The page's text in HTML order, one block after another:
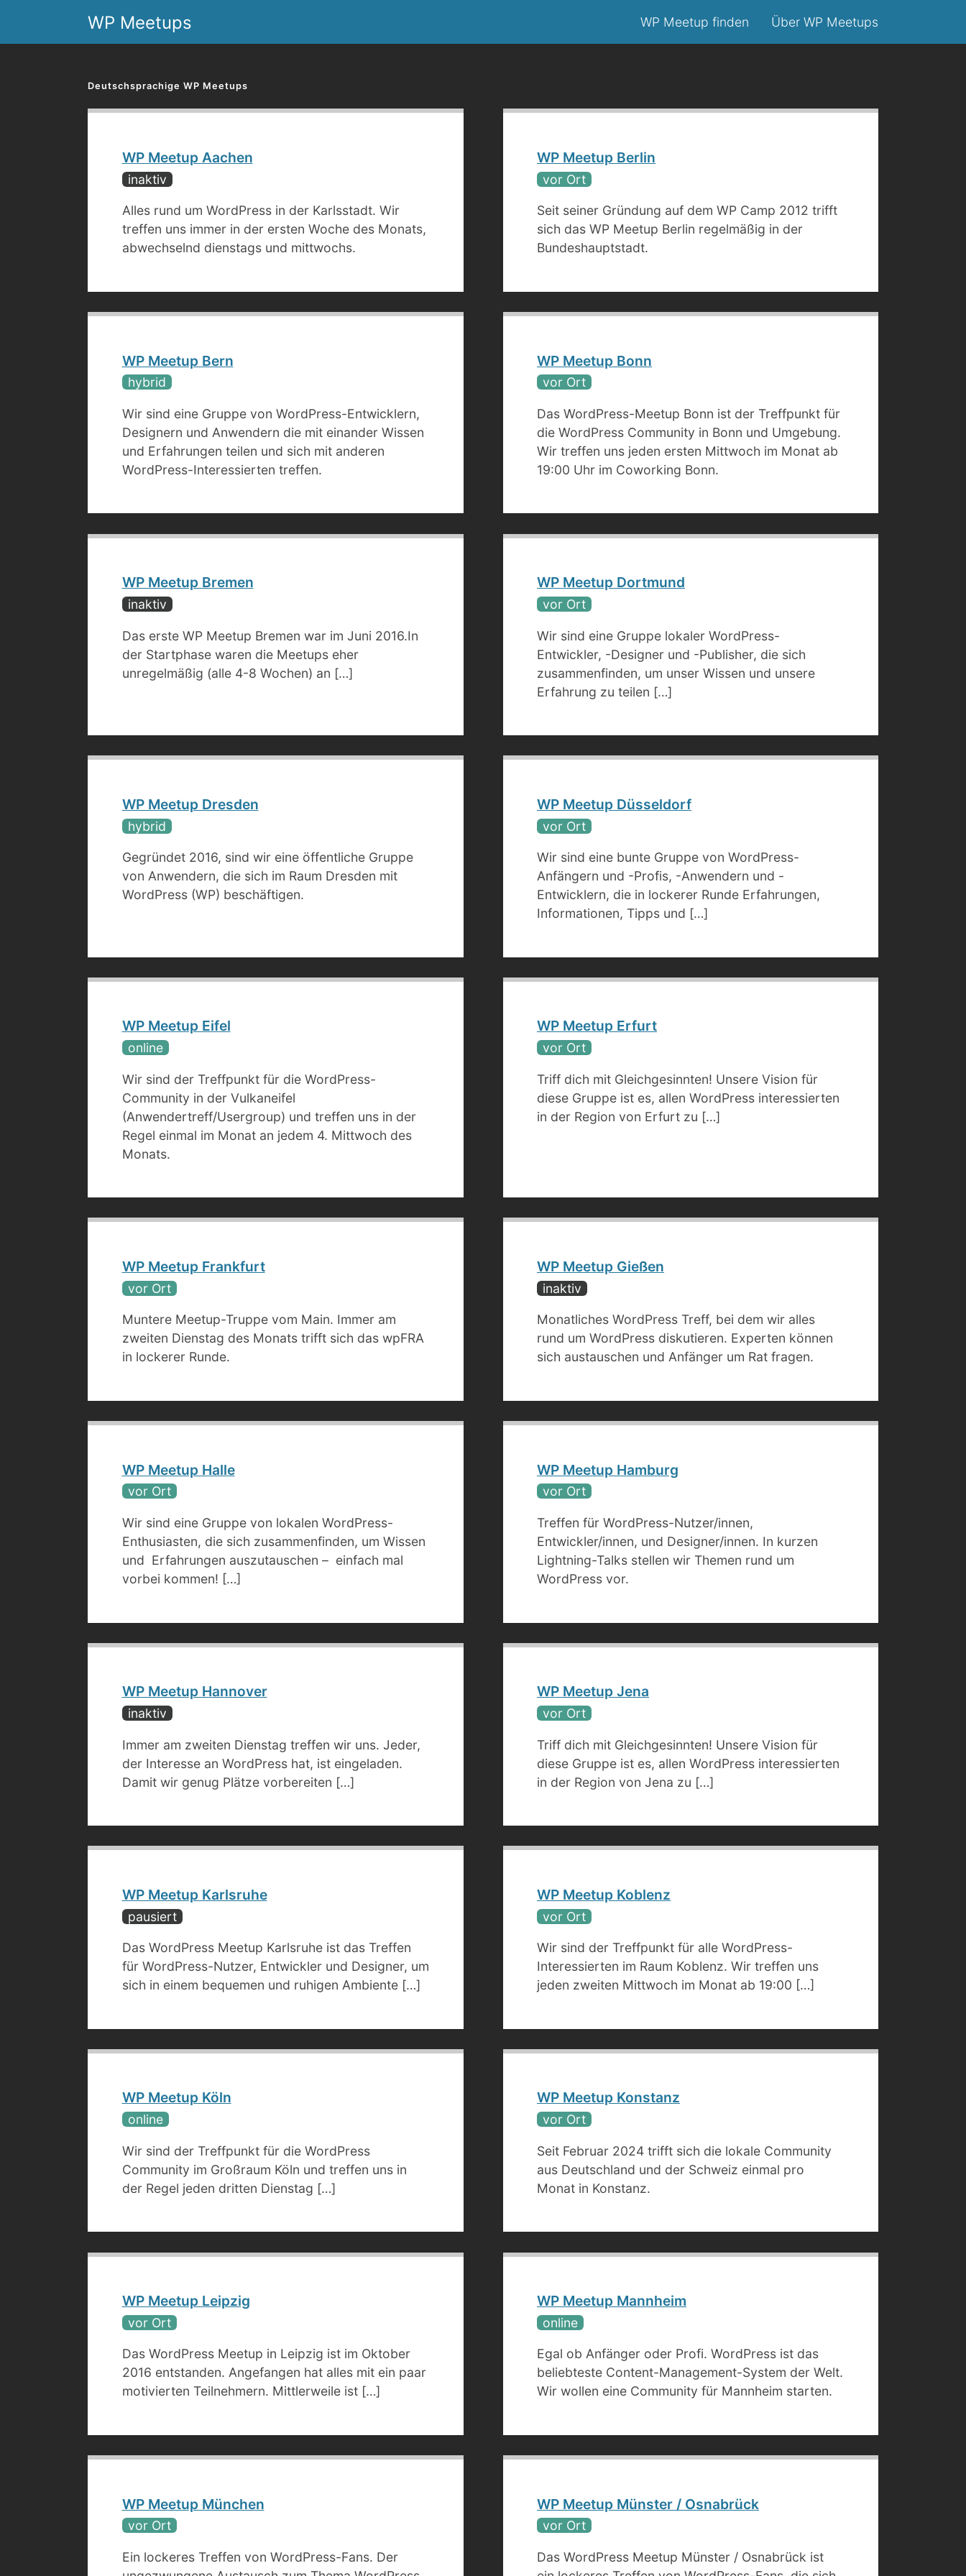
content
WP Meetups WP Meetup finden Über WP Meetups
Deutschsprachige WP Meetups
WP Meetup Aachen
inaktiv
Alles rund um WordPress in der Karlsstadt. Wir
treffen uns immer in der ersten Woche des Monats,
abwechselnd dienstags und mittwochs.
WP Meetup Berlin
vor Ort
Seit seiner Gründung auf dem WP Camp 2012 trifft
sich das WP Meetup Berlin regelmäßig in der
Bundeshauptstadt.
WP Meetup Bern
hybrid
Wir sind eine Gruppe von WordPress-Entwicklern,
Designern und Anwendern die mit einander Wissen
und Erfahrungen teilen und sich mit anderen
WordPress-Interessierten treffen.
WP Meetup Bonn
vor Ort
Das WordPress-Meetup Bonn ist der Treffpunkt für
die WordPress Community in Bonn und Umgebung.
Wir treffen uns jeden ersten Mittwoch im Monat ab
19:00 Uhr im Coworking Bonn.
WP Meetup Bremen
inaktiv
Das erste WP Meetup Bremen war im Juni 2016.In
der Startphase waren die Meetups eher
unregelmäßig (alle 4-8 Wochen) an […]
WP Meetup Dortmund
vor Ort
Wir sind eine Gruppe lokaler WordPress-
Entwickler, -Designer und -Publisher, die sich
zusammenfinden, um unser Wissen und unsere
Erfahrung zu teilen […]
WP Meetup Dresden
hybrid
Gegründet 2016, sind wir eine öffentliche Gruppe
von Anwendern, die sich im Raum Dresden mit
WordPress (WP) beschäftigen.
WP Meetup Düsseldorf
vor Ort
Wir sind eine bunte Gruppe von WordPress-
Anfängern und -Profis, -Anwendern und -
Entwicklern, die in lockerer Runde Erfahrungen,
Informationen, Tipps und […]
WP Meetup Eifel
online
Wir sind der Treffpunkt für die WordPress-
Community in der Vulkaneifel
(Anwendertreff/Usergroup) und treffen uns in der
Regel einmal im Monat an jedem 4. Mittwoch des
Monats.
WP Meetup Erfurt
vor Ort
Triff dich mit Gleichgesinnten! Unsere Vision für
diese Gruppe ist es, allen WordPress interessierten
in der Region von Erfurt zu […]
WP Meetup Frankfurt
vor Ort
Muntere Meetup-Truppe vom Main. Immer am
zweiten Dienstag des Monats trifft sich das wpFRA
in lockerer Runde.
WP Meetup Gießen
inaktiv
Monatliches WordPress Treff, bei dem wir alles
rund um WordPress diskutieren. Experten können
sich austauschen und Anfänger um Rat fragen.
WP Meetup Halle
vor Ort
Wir sind eine Gruppe von lokalen WordPress-
Enthusiasten, die sich zusammenfinden, um Wissen
und Erfahrungen auszutauschen – einfach mal
vorbei kommen! […]
WP Meetup Hamburg
vor Ort
Treffen für WordPress-Nutzer/innen,
Entwickler/innen, und Designer/innen. In kurzen
Lightning-Talks stellen wir Themen rund um
WordPress vor.
WP Meetup Hannover
inaktiv
Immer am zweiten Dienstag treffen wir uns. Jeder,
der Interesse an WordPress hat, ist eingeladen.
Damit wir genug Plätze vorbereiten […]
WP Meetup Jena
vor Ort
Triff dich mit Gleichgesinnten! Unsere Vision für
diese Gruppe ist es, allen WordPress interessierten
in der Region von Jena zu […]
WP Meetup Karlsruhe
pausiert
Das WordPress Meetup Karlsruhe ist das Treffen
für WordPress-Nutzer, Entwickler und Designer, um
sich in einem bequemen und ruhigen Ambiente […]
WP Meetup Koblenz
vor Ort
Wir sind der Treffpunkt für alle WordPress-
Interessierten im Raum Koblenz. Wir treffen uns
jeden zweiten Mittwoch im Monat ab 19:00 […]
WP Meetup Köln
online
Wir sind der Treffpunkt für die WordPress
Community im Großraum Köln und treffen uns in
der Regel jeden dritten Dienstag […]
WP Meetup Konstanz
vor Ort
Seit Februar 2024 trifft sich die lokale Community
aus Deutschland und der Schweiz einmal pro
Monat in Konstanz.
WP Meetup Leipzig
vor Ort
Das WordPress Meetup in Leipzig ist im Oktober
2016 entstanden. Angefangen hat alles mit ein paar
motivierten Teilnehmern. Mittlerweile ist […]
WP Meetup Mannheim
online
Egal ob Anfänger oder Profi. WordPress ist das
beliebteste Content-Management-System der Welt.
Wir wollen eine Community für Mannheim starten.
WP Meetup München
vor Ort
Ein lockeres Treffen von WordPress-Fans. Der
WP Meetup Münster / Osnabrück
vor Ort
Das WordPress Meetup Münster / Osnabrück ist